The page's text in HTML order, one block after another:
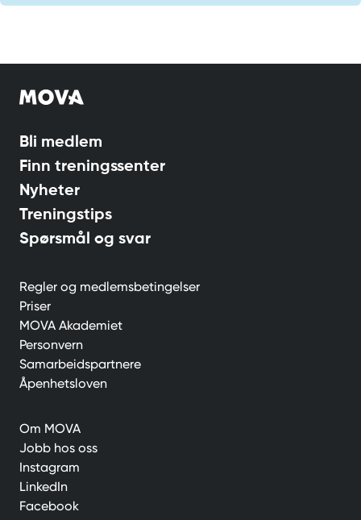
Bli medlem
Finn treningssenter
Nyheter
Treningstips
Spørsmål og svar
Regler og medlemsbetingelser
Priser
MOVA Akademiet
Personvern
Samarbeidspartnere
Åpenhetsloven
Om MOVA
Jobb hos oss
Instagram
LinkedIn
Facebook